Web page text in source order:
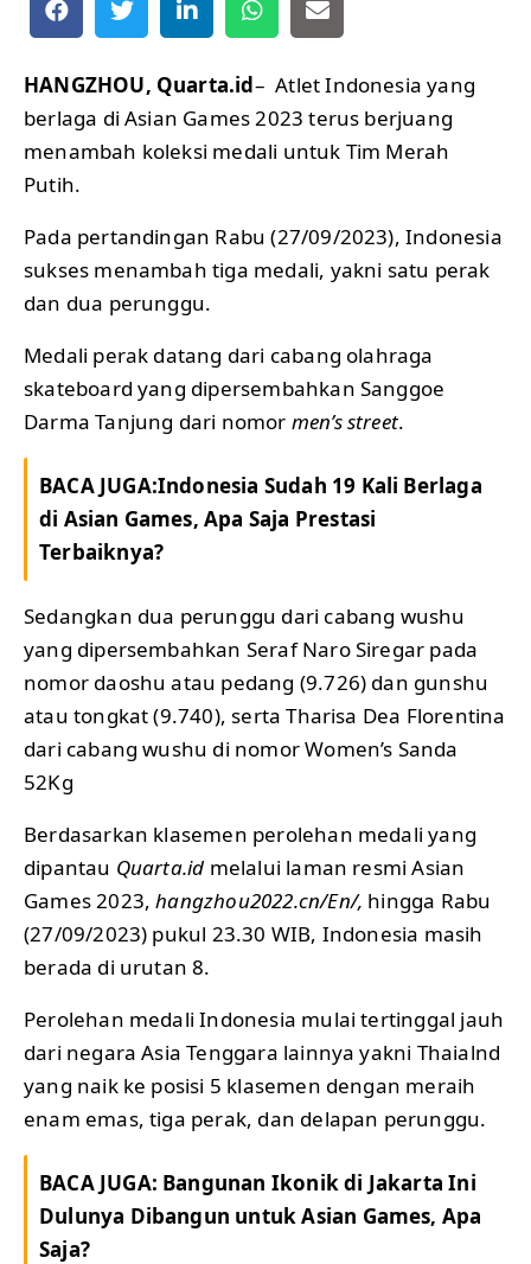
HANGZHOU, Quarta.id– Atlet Indonesia yang
berlaga di Asian Games 2023 terus berjuang
menambah koleksi medali untuk Tim Merah
Putih.
Pada pertandingan Rabu (27/09/2023), Indonesia
sukses menambah tiga medali, yakni satu perak
dan dua perunggu.
Medali perak datang dari cabang olahraga
skateboard yang dipersembahkan Sanggoe
Darma Tanjung dari nomor men’s street.
BACA JUGA:Indonesia Sudah 19 Kali Berlaga
di Asian Games, Apa Saja Prestasi
Terbaiknya?
Sedangkan dua perunggu dari cabang wushu
yang dipersembahkan Seraf Naro Siregar pada
nomor daoshu atau pedang (9.726) dan gunshu
atau tongkat (9.740), serta Tharisa Dea Florentina
dari cabang wushu di nomor Women’s Sanda
52Kg
Berdasarkan klasemen perolehan medali yang
dipantau Quarta.id melalui laman resmi Asian
Games 2023,hangzhou2022.cn/En/, hingga Rabu
(27/09/2023) pukul 23.30 WIB, Indonesia masih
berada di urutan 8.
Perolehan medali Indonesia mulai tertinggal jauh
dari negara Asia Tenggara lainnya yakni Thaialnd
yang naik ke posisi 5 klasemen dengan meraih
enam emas, tiga perak, dan delapan perunggu.
BACA JUGA: Bangunan Ikonik di Jakarta Ini
Dulunya Dibangun untuk Asian Games, Apa
Saja?